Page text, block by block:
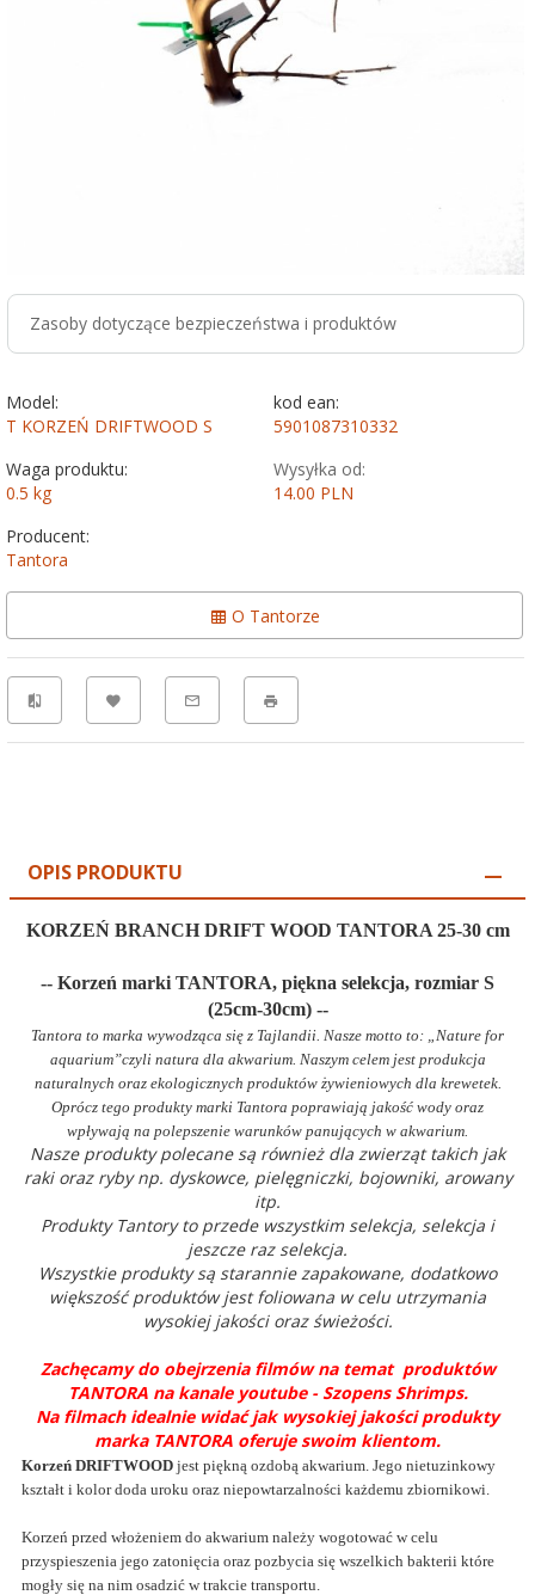
Zasoby dotyczące bezpieczeństwa i produktów
Model:
T KORZEŃ DRIFTWOOD S
kod ean:
5901087310332
Waga produktu:
0.5 kg
Wysyłka od:
14.00 PLN
Producent:
Tantora
O Tantorze
OPIS PRODUKTU
KORZEŃ BRANCH DRIFT WOOD TANTORA 25-30 cm
-- Korzeń marki TANTORA, piękna selekcja, rozmiar S
(25cm-30cm)--
Tantora to marka wywodząca się z Tajlandii. Nasze motto to: „Nature for
aquarium”czyli natura dla akwarium. Naszym celem jest produkcja
naturalnych oraz ekologicznych produktów żywieniowych dla krewetek.
Oprócz tego produkty marki Tantora poprawiają jakość wody oraz
wpływają na polepszenie warunków panujących w akwarium.
Nasze produkty polecane są również dla zwierząt takich jak
raki oraz ryby np. dyskowce, pielęgniczki, bojowniki, arowany
itp.
Produkty Tantory to przede wszystkim selekcja, selekcja i
jeszcze raz selekcja.
Wszystkie produkty są starannie zapakowane, dodatkowo
większość produktów jest foliowana w celu utrzymania
wysokiej jakości oraz świeżości.
Zachęcamy do obejrzenia filmów na temat produktów
TANTORA na kanale youtube - Szopens Shrimps.
Na filmach idealnie widać jak wysokiej jakości produkty
marka TANTORA oferuje swoim klientom.
Korzeń DRIFTWOOD jest piękną ozdobą akwarium. Jego nietuzinkowy
kształt i kolor doda uroku oraz niepowtarzalności każdemu zbiornikowi.
Korzeń przed włożeniem do akwarium należy wogotować w celu
przyspieszenia jego zatonięcia oraz pozbycia się wszelkich bakterii które
mogły się na nim osadzić w trakcie transportu.